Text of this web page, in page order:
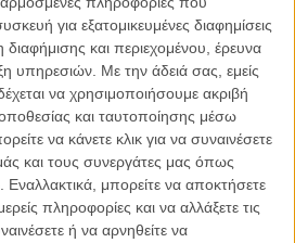
για εξατομικευμένες διαφημίσεις
διαφήμισης και περιεχομένου, έρευνα
υπηρεσιών. Με την άδειά σας, εμείς
να χρησιμοποιήσουμε ακριβή
και ταυτοποίησης μέσω
να κάνετε κλικ για να συναινέσετε
και τους συνεργάτες μας όπως
μπορείτε να αποκτήσετε
πληροφορίες και να αλλάξετε τις
ή να αρνηθείτε να
εκδώσει σε βιβλίο για να μην πάει
στο να το κάνει ταινία γιατί του
απ’ αυτό, το σενάριο κυκλοφόρησε
ψυχή που είναι να βγει, ας βγει κι έτσι
σε συνεργασία με τονFilm Independent
του Λος Αντζελες, διοργανώνει
του «The Hateful Eight», την
να την παρακολουθήσετε από
aller-retour για Καλιφόρνια και